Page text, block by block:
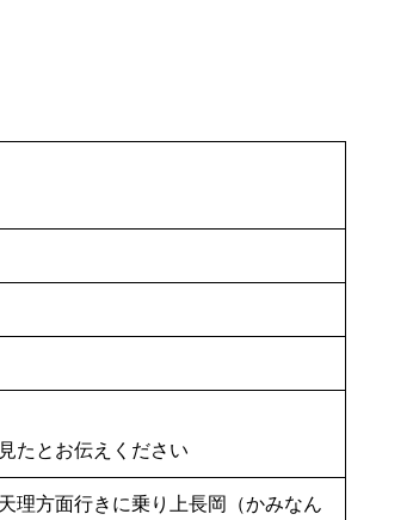
たとお伝えください
理方面行きに乗り上長岡（かみなん